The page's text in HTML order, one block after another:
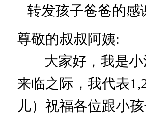
转发孩子爸爸的感
尊敬的叔叔阿姨:
大家好，我是小
来临之际，我代表
儿）祝福各位跟小